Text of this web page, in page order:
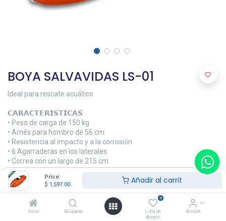
Price:
$ 1,597.00 Añadir al carrit
Inicio Búsqueda
0
Lista de
deseos
Account
BOYA SALVAVIDAS LS-01
Ideal para rescate acuático
𝗖𝗔𝗥𝗔𝗖𝗧𝗘𝗥𝗜𝗦𝗧𝗜𝗖𝗔𝗦
• Peso de carga de 150 kg
• Arnés para hombro de 56 cm
• Resistencia al impacto y a la corrosión
• 6 Agarraderas en los laterales
• Correa con un largo de 215 cm
• Peso neto 1.2 kg
𝗗𝗜𝗠𝗘𝗡𝗦𝗜𝗢𝗡𝗘𝗦
• 68x25x14 cm